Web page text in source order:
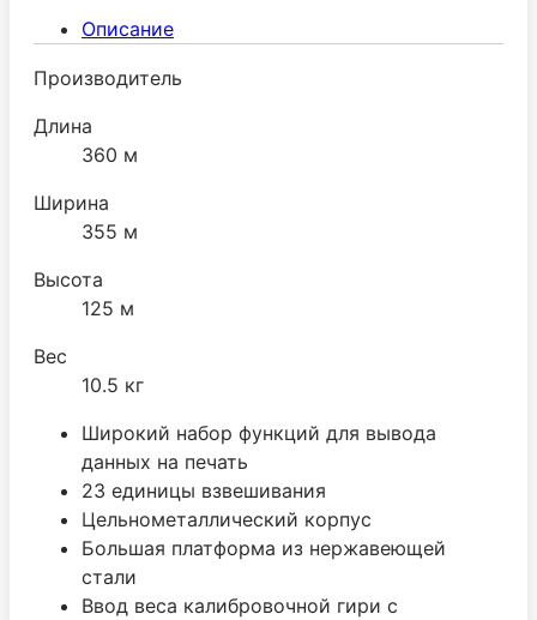
Описание
Производитель
Длина
360 м
Ширина
355 м
Высота
125 м
Вес
10.5 кг
Широкий набор функций для вывода
данных на печать
23 единицы взвешивания
Цельнометаллический корпус
Большая платформа из нержавеющей
стали
Ввод веса калибровочной гири с